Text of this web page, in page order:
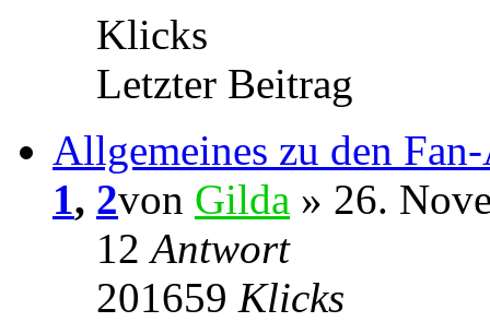
Klicks
Letzter Beitrag
Allgemeines zu den
1, 2von Gilda » 26.
12Antwort
201659 Klicks